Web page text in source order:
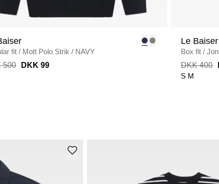
fit / Mott Polo Strik / NAVY
500
DKK 99
Le Baiser
Box fit /
DKK 400
S M